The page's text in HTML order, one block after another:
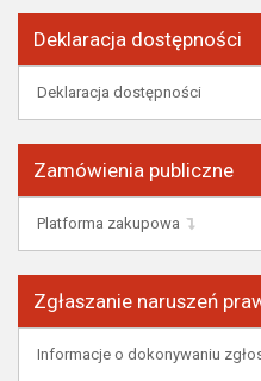
Deklaracja dostępności
Deklaracja dostępności
Zamówienia publiczne
Platforma zakupowa
Zgłaszanie naruszeń
Informacje o dokonywaniu